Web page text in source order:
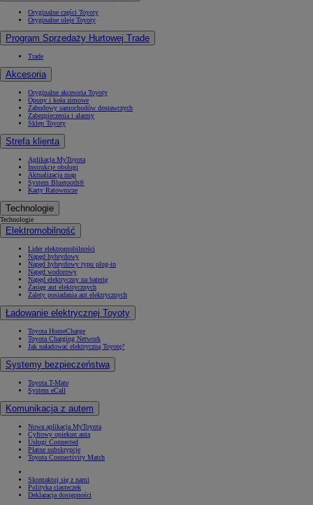
Oryginalne części Toyoty
Oryginalne oleje Toyoty
Program Sprzedaży Hurtowej Trade
Trade
Akcesoria
Oryginalne akcesoria Toyoty
Opony i koła zimowe
Zabudowy samochodów dostawczych
Zabezpieczenia i alarmy
Sklep Toyoty
Strefa klienta
Aplikacja MyToyota
Instrukcje obsługi
Aktualizacja map
System Bluetooth®
Karty Ratownicze
Technologie
Technologie
Elektromobilność
Lider elektromobilności
Napęd hybrydowy
Napęd hybrydowy typu plug-in
Napęd wodorowy
Napęd elektryczny na baterię
Zasięg aut elektrycznych
Zalety posiadania aut elektrycznych
Ładowanie elektrycznej Toyoty
Toyota HomeCharge
Toyota Charging Network
Jak naładować elektryczną Toyotę?
Systemy bezpieczeństwa
Toyota T-Mate
System eCall
Komunikacja z autem
Nowa aplikacja MyToyota
Cyfrowy opiekun auta
Usługi Connected
Płatne subskrypcje
Toyota Connectivity Match
Skontaktuj się z nami
Polityka ciasteczek
Deklaracja dostępności